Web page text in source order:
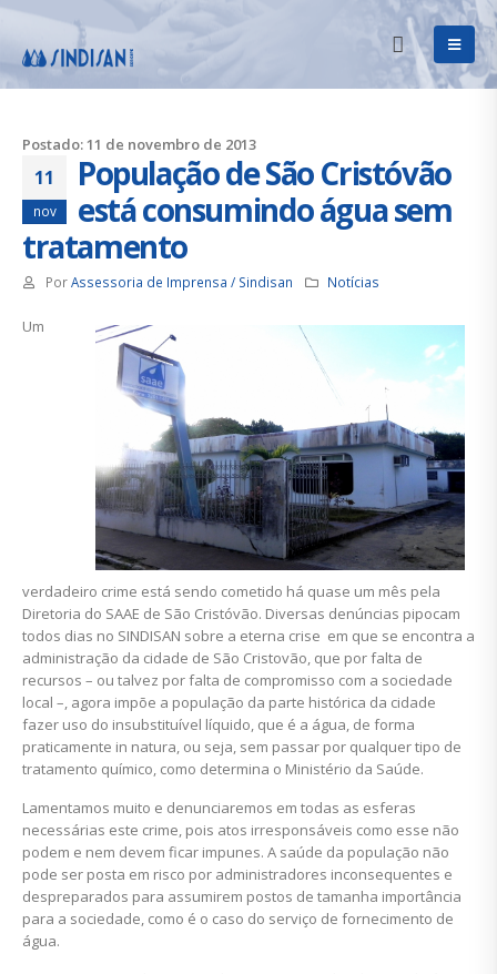
Postado: 11 de novembro de 2013
11
nov
População de São Cristóvão
está consumindo água sem
tratamento
PorAssessoria de Imprensa / Sindisan Notícias
Um
verdadeiro crime está sendo cometido há quase um mês pela
Diretoria do SAAE de São Cristóvão. Diversas denúncias pipocam
todos dias no SINDISAN sobre a eterna crise em que se encontra a
administração da cidade de São Cristovão, que por falta de
recursos – ou talvez por falta de compromisso com a sociedade
local –, agora impõe a população da parte histórica da cidade
fazer uso do insubstituível líquido, que é a água, de forma
praticamente in natura, ou seja, sem passar por qualquer tipo de
tratamento químico, como determina o Ministério da Saúde.
Lamentamos muito e denunciaremos em todas as esferas
necessárias este crime, pois atos irresponsáveis como esse não
podem e nem devem ficar impunes. A saúde da população não
pode ser posta em risco por administradores inconsequentes e
despreparados para assumirem postos de tamanha importância
para a sociedade, como é o caso do serviço de fornecimento de
água.